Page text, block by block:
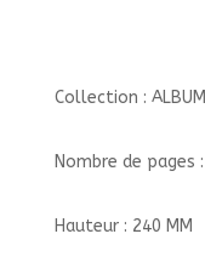
Collection : ALBUM
Nombre de pages :
Hauteur : 240 MM